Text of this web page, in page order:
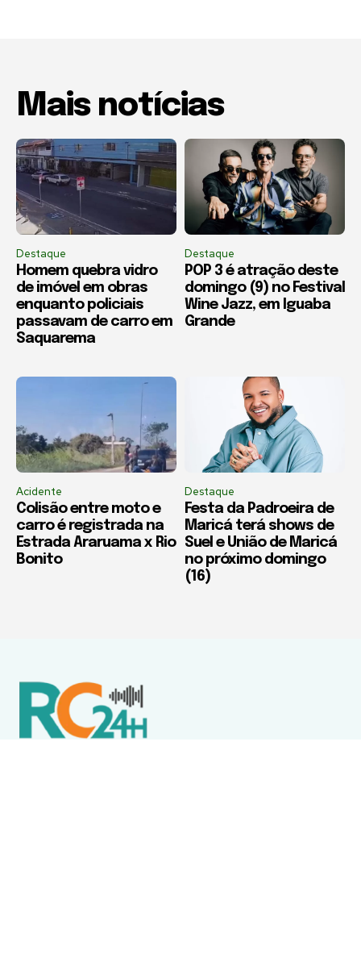
Mais notícias
Destaque
Homem quebra vidro
de imóvel em obras
enquanto policiais
passavam de carro em
Saquarema
Destaque
POP 3 é atração deste
domingo (9) no Festival
Wine Jazz, em Iguaba
Grande
Acidente
Colisão entre moto e
carro é registrada na
Estrada Araruama x Rio
Bonito
Destaque
Festa da Padroeira de
Maricá terá shows de
Suel e União de Maricá
no próximo domingo
(16)